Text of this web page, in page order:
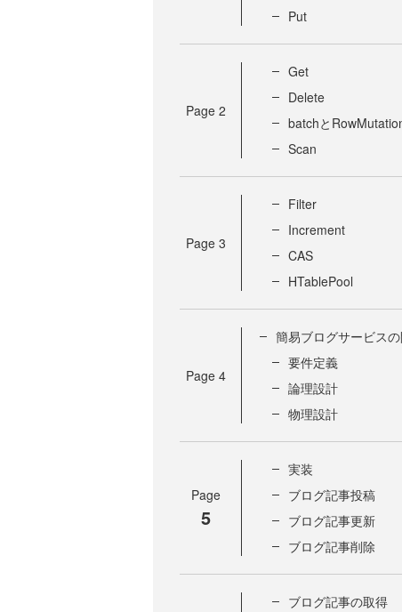
Put
Page 2
Get
Delete
batchと
Scan
Page 3
Filter
Increment
CAS
HTablePool
Page 4
簡易ブログサービス
要件定義
論理設計
物理設計
Page
5
実装
ブログ記事投稿
ブログ記事更新
ブログ記事削除
ブログ記事の取得